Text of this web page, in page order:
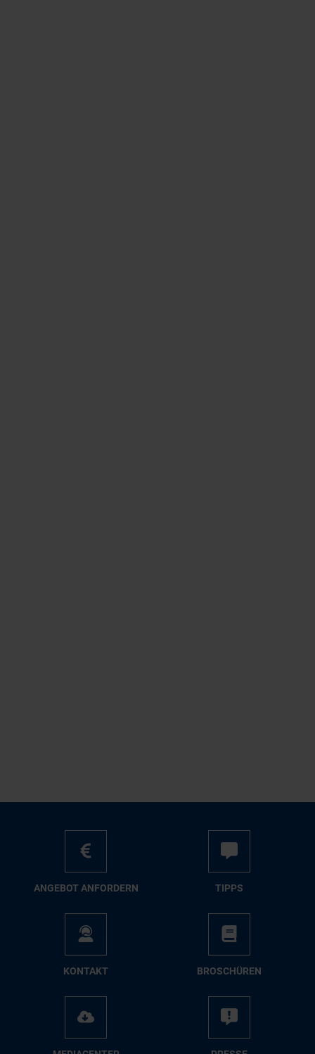
AN­GE­BOT AN­FOR­DERN TIPPS
KON­TAKT BRO­SCHÜ­REN